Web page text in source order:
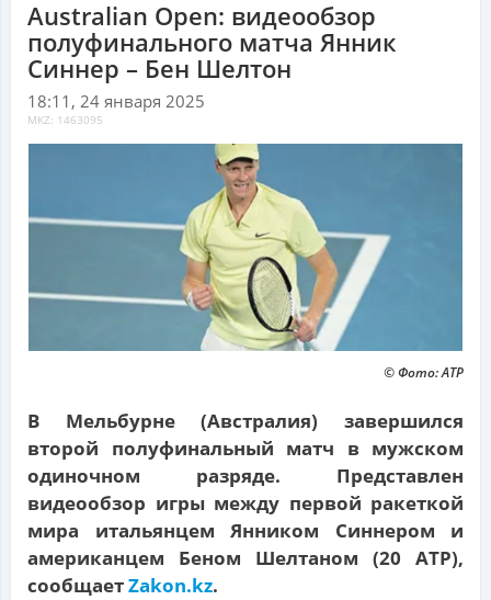
Australian Open: видеообзор
полуфинального матча Янник
Синнер – Бен Шелтон
18:11, 24 января 2025
MKZ: 1463095
© Фото: АТР
В Мельбурне (Австралия) завершился
второй полуфинальный матч в мужском
одиночном разряде. Представлен
видеообзор игры между первой ракеткой
мира итальянцем Янником Синнером и
американцем Беном Шелтаном (20 АТР),
сообщаетZakon.kz.